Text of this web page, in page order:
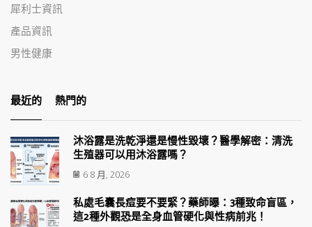
犀利士資訊
產品資訊
男性健康
最近的 熱門的
沐浴露是洗乾淨還是慢性毀壞？醫學解密：清洗
生殖器可以用沐浴露嗎？
6 8 月, 2026
私處毛囊長痘要不要緊？藥師曝：3種致命盲區，
這2種外觀恐是全身血管硬化與性病前兆！